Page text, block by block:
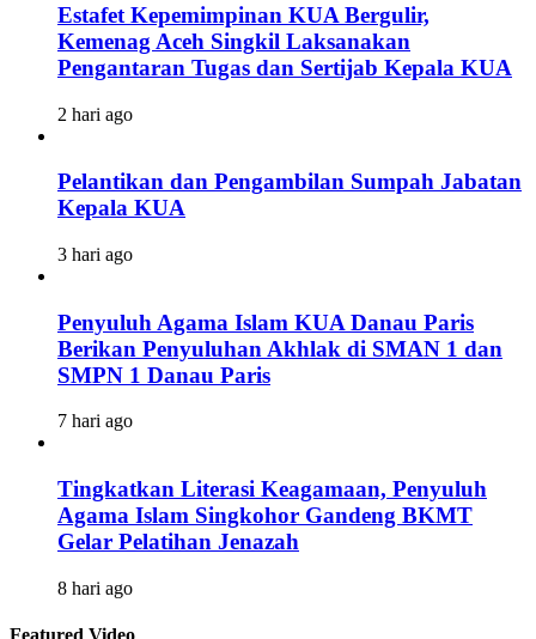
Estafet Kepemimpinan KUA Bergulir,
Kemenag Aceh Singkil Laksanakan
Pengantaran Tugas dan Sertijab Kepala KUA
2 hari ago
Pelantikan dan Pengambilan Sumpah Jabatan
Kepala KUA
3 hari ago
Penyuluh Agama Islam KUA Danau Paris
Berikan Penyuluhan Akhlak di SMAN 1 dan
SMPN 1 Danau Paris
7 hari ago
Tingkatkan Literasi Keagamaan, Penyuluh
Agama Islam Singkohor Gandeng BKMT
Gelar Pelatihan Jenazah
8 hari ago